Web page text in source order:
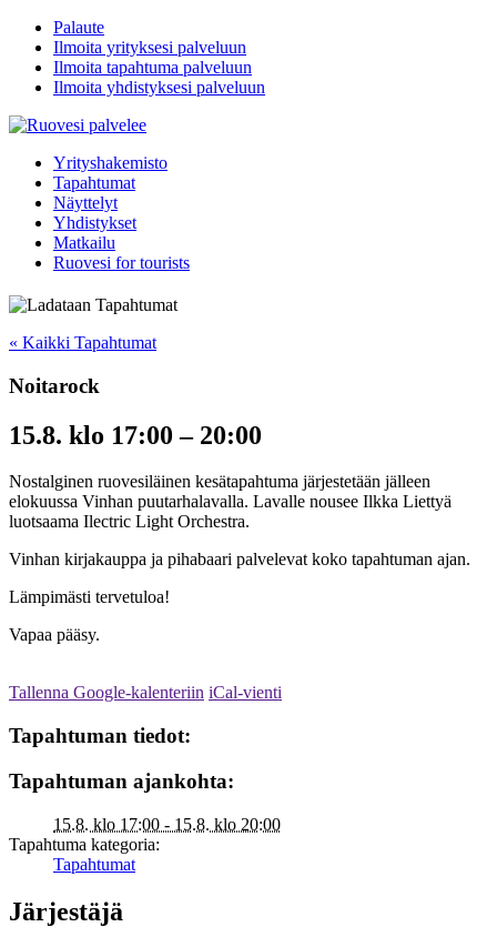
Palaute
Ilmoita yrityksesi palveluun
Ilmoita tapahtuma palveluun
Ilmoita yhdistyksesi palveluun
Yrityshakemisto
Tapahtumat
Näyttelyt
Yhdistykset
Matkailu
Ruovesi for tourists
« Kaikki Tapahtumat
Noitarock
15.8. klo 17:00 – 20:00
Nostalginen ruovesiläinen kesätapahtuma järjestetään jälleen
elokuussa Vinhan puutarhalavalla. Lavalle nousee Ilkka Liettyä
luotsaama Ilectric Light Orchestra.
Vinhan kirjakauppa ja pihabaari palvelevat koko tapahtuman ajan.
Lämpimästi tervetuloa!
Vapaa pääsy.
Tallenna Google-kalenteriin iCal-vienti
Tapahtuman tiedot:
Tapahtuman ajankohta:
15.8. klo 17:00 - 15.8. klo 20:00
Tapahtuma kategoria:
Tapahtumat
Järjestäjä